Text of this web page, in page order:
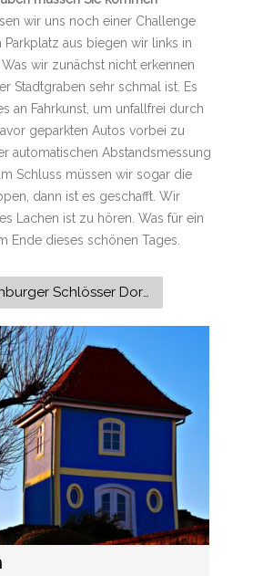
wir uns noch einer Challenge
aus biegen wir links in
wir zunächst nicht erkennen
Stadtgraben sehr schmal ist. Es
an Fahrkunst, um unfallfrei durch
geparkten Autos vorbei zu
automatischen Abstandsmessung
Schluss müssen wir sogar die
dann ist es geschafft. Wir
Lachen ist zu hören. Was für ein
Ende dieses schönen Tages.
Dornburger Schlösser Dornburg-Camburg Rokokoschloss Renaissanceschloss Altes Schloss Großherzog Carl August Herzog Ernst August von Sachsen-Weimar-Eisenach Balkon Thüringens Saaletal Muschelkalk